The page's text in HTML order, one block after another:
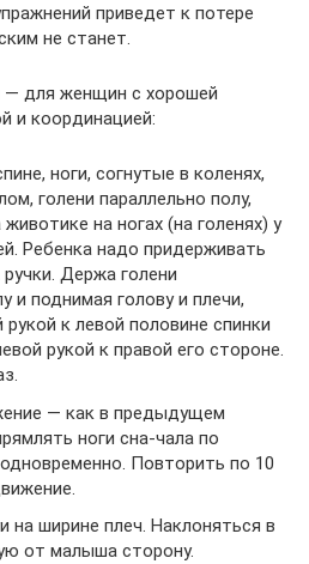
приведет к потере
не станет.
для женщин с хорошей
и координацией:
ноги, согнутые в коленях,
голени параллельно полу,
на ногах (на голенях) у
Ребенка надо придерживать
ручки. Держа голени
и поднимая голову и плечи,
рукой к левой половине спинки
рукой к правой его стороне.
— как в предыдущем
ноги сна-чала по
Повторить по 10
на ширине плеч. Наклоняться в
от малыша сторону.